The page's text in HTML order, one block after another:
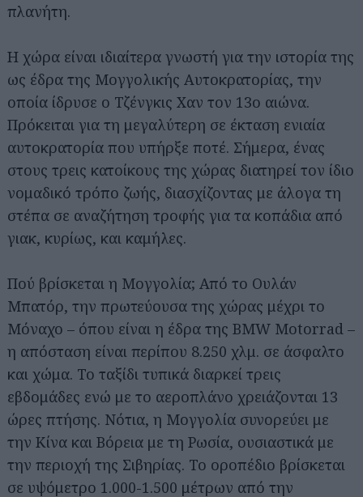
πλανήτη.
Η χώρα είναι ιδιαίτερα γνωστή για την ιστορία της
ως έδρα της Μογγολικής Αυτοκρατορίας, την
οποία ίδρυσε ο Τζένγκις Χαν τον 13ο αιώνα.
Πρόκειται για τη μεγαλύτερη σε έκταση ενιαία
αυτοκρατορία που υπήρξε ποτέ. Σήμερα, ένας
στους τρεις κατοίκους της χώρας διατηρεί τον ίδιο
νομαδικό τρόπο ζωής, διασχίζοντας με άλογα τη
στέπα σε αναζήτηση τροφής για τα κοπάδια από
γιακ, κυρίως, και καμήλες.
Πού βρίσκεται η Μογγολία; Από το Ουλάν
Μπατόρ, την πρωτεύουσα της χώρας μέχρι το
Μόναχο – όπου είναι η έδρα της BMW Motorrad –
η απόσταση είναι περίπου 8.250 χλμ. σε άσφαλτο
και χώμα. Το ταξίδι τυπικά διαρκεί τρεις
εβδομάδες ενώ με το αεροπλάνο χρειάζονται 13
ώρες πτήσης. Νότια, η Μογγολία συνορεύει με
την Κίνα και Βόρεια με τη Ρωσία, ουσιαστικά με
την περιοχή της Σιβηρίας. Το οροπέδιο βρίσκεται
σε υψόμετρο 1.000-1.500 μέτρων από την